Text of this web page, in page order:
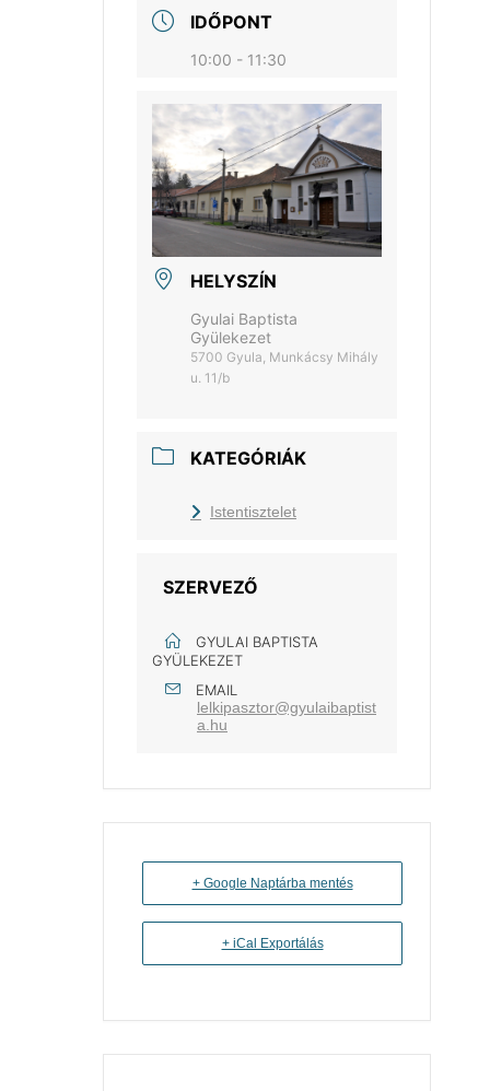
IDŐPONT
10:00 - 11:30
HELYSZÍN
Gyulai Baptista
Gyülekezet
5700 Gyula, Munkácsy Mihály
u. 11/b
KATEGÓRIÁK
Istentisztelet
SZERVEZŐ
GYULAI BAPTISTA
GYÜLEKEZET
EMAIL
lelkipasztor@gyulaibaptist
a.hu
+ Google Naptárba mentés
+ iCal Exportálás